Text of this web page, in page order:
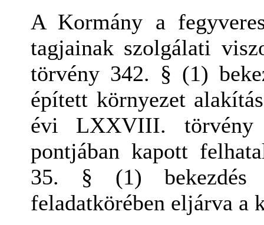
A Kormány a
tagjainak szolgálati
törvény 342. § (1)
épített környezet
évi LXXVIII. törvény
pontjában kapott
35. § (1) bekezdés
feladatkörében eljárva a